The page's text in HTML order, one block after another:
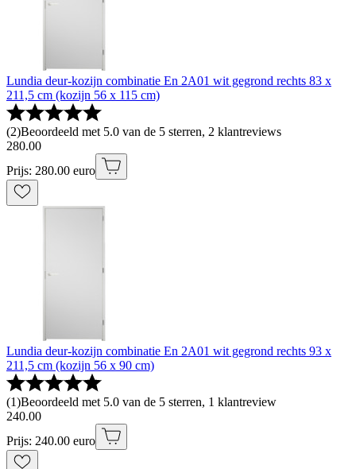
Lundia deur-kozijn combinatie En 2A01 wit gegrond rechts 83 x
211,5 cm (kozijn 56 x 115 cm)
(2)Beoordeeld met 5.0 van de 5 sterren, 2 klantreviews
280.00
Prijs: 280.00 euro
Lundia deur-kozijn combinatie En 2A01 wit gegrond rechts 93 x
211,5 cm (kozijn 56 x 90 cm)
(1)Beoordeeld met 5.0 van de 5 sterren, 1 klantreview
240.00
Prijs: 240.00 euro